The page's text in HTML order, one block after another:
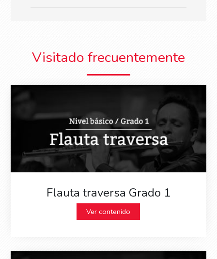
Visitado frecuentemente
Flauta traversa Grado 1
Ver contenido